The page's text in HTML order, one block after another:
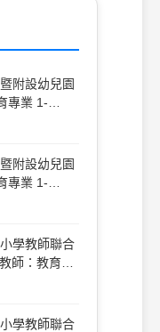
附設幼兒園
專業 1-
附設幼兒園
專業 1-
學教師聯合
師：教育專
學教師聯合